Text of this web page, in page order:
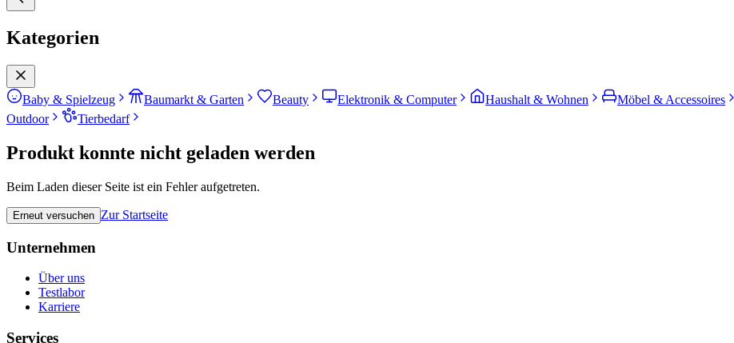
Kategorien
Baby & Spielzeug Baumarkt & Garten Beauty Elektronik & Computer Haushalt & Wohnen Möbel & Accessoires
Outdoor
Tierbedarf
Produkt konnte nicht geladen werden
Beim Laden dieser Seite ist ein Fehler aufgetreten.
Erneut versuchen Zur Startseite
Unternehmen
Über uns
Testlabor
Karriere
Services